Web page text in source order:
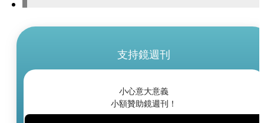
支持鏡週刊
小心意大意義
小額贊助鏡週刊！